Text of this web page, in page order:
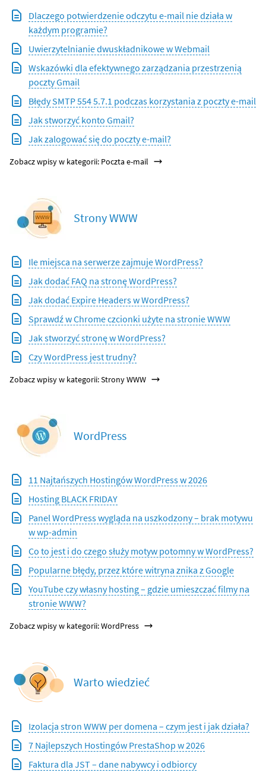
Dlaczego potwierdzenie odczytu e-mail nie działa w
każdym programie?
Uwierzytelnianie dwuskładnikowe w Webmail
Wskazówki dla efektywnego zarządzania przestrzenią
poczty Gmail
Błędy SMTP 554 5.7.1 podczas korzystania z poczty e-mail
Jak stworzyć konto Gmail?
Jak zalogować się do poczty e-mail?
Zobacz wpisy w kategorii: Poczta e-mail
Strony WWW
Ile miejsca na serwerze zajmuje WordPress?
Jak dodać FAQ na stronę WordPress?
Jak dodać Expire Headers w WordPress?
Sprawdź w Chrome czcionki użyte na stronie WWW
Jak stworzyć stronę w WordPress?
Czy WordPress jest trudny?
Zobacz wpisy w kategorii: Strony WWW
WordPress
11 Najtańszych Hostingów WordPress w 2026
Hosting BLACK FRIDAY
Panel WordPress wygląda na uszkodzony – brak motywu
w wp-admin
Co to jest i do czego służy motyw potomny w WordPress?
Popularne błędy, przez które witryna znika z Google
YouTube czy własny hosting – gdzie umieszczać filmy na
stronie WWW?
Zobacz wpisy w kategorii: WordPress
Warto wiedzieć
Izolacja stron WWW per domena – czym jest i jak działa?
7 Najlepszych Hostingów PrestaShop w 2026
Faktura dla JST – dane nabywcy i odbiorcy